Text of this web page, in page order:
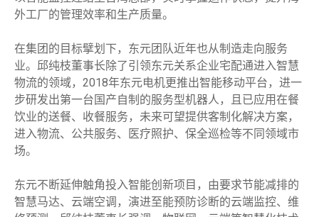
外工厂的管理效率和生产质量。
在集团的目标擘划下，东元团队近年也从制造走向服务
业。邱纯枝董事长除了引领东元关系企业宅配通进入智慧
物流的领域，2018年东元电机更推出智能移动平台，进一
步研发出第一台国产自制的服务型机器人，且已应用在餐
饮业的送餐、收餐服务，未来可望提供客制化解决方案，
进入物流、公共服务、医疗照护、保全巡检等不同领域市
场。
东元不断延伸触角投入智能创新项目，由要求节能减排的
智慧马达、云端空调，演进至能预防诊断的云端监控、维